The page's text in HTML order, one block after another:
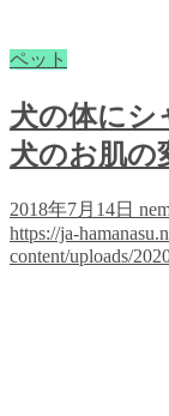
ペット
犬の体にシ
犬のお肌の
2018年7月14日
https://ja-
content/uploads/